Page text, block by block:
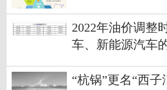
2022年油价调整
车、新能源汽车
“杭锅”更名“西